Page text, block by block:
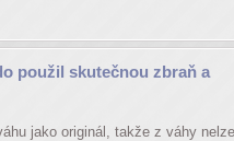
použil skutečnou zbraň a
jako originál, takže z váhy nelze